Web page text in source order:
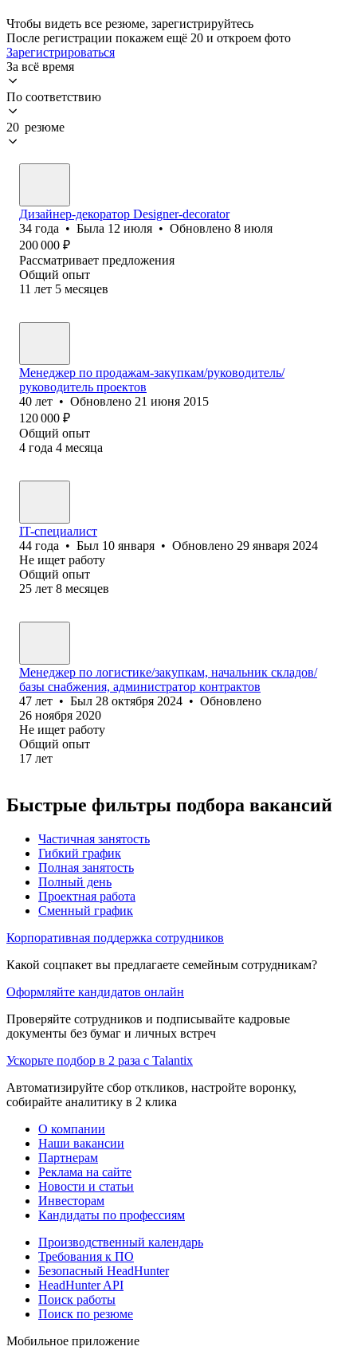
Чтобы видеть все резюме, зарегистрируйтесь
После регистрации покажем ещё 20 и откроем фото
Зарегистрироваться
За всё время
По соответствию
20 резюме
Дизайнер-декоратор Designer-decorator
34 года • Была 12 июля • Обновлено 8 июля
200 000 ₽
Рассматривает предложения
Общий опыт
11 лет 5 месяцев
Менеджер по продажам-закупкам/руководитель/
руководитель проектов
40 лет • Обновлено 21 июня 2015
120 000 ₽
Общий опыт
4 года 4 месяца
IT-специалист
44 года • Был 10 января • Обновлено 29 января 2024
Не ищет работу
Общий опыт
25 лет 8 месяцев
Менеджер по логистике/закупкам, начальник складов/
базы снабжения, администратор контрактов
47 лет • Был 28 октября 2024 • Обновлено
26 ноября 2020
Не ищет работу
Общий опыт
17 лет
Быстрые фильтры подбора вакансий
Частичная занятость
Гибкий график
Полная занятость
Полный день
Проектная работа
Сменный график
Корпоративная поддержка сотрудников
Какой соцпакет вы предлагаете семейным сотрудникам?
Оформляйте кандидатов онлайн
Проверяйте сотрудников и подписывайте кадровые
документы без бумаг и личных встреч
Ускорьте подбор в 2 раза с Talantix
Автоматизируйте сбор откликов, настройте воронку,
собирайте аналитику в 2 клика
О компании
Наши вакансии
Партнерам
Реклама на сайте
Новости и статьи
Инвесторам
Кандидаты по профессиям
Производственный календарь
Требования к ПО
Безопасный HeadHunter
HeadHunter API
Поиск работы
Поиск по резюме
Мобильное приложение